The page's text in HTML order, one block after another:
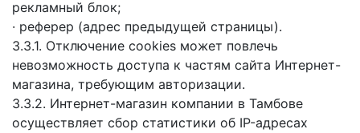
рекламный блок;
· реферер (адрес предыдущей страницы).
3.3.1. Отключение cookies может повлечь
невозможность доступа к частям сайта Интернет-
магазина, требующим авторизации.
3.3.2. Интернет-магазин компании в Тамбове
осуществляет сбор статистики об IP-адресах